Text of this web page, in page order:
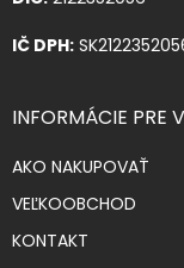
IČ DPH:
INFORMÁCIE PRE
AKO NAKUPOVAŤ
VEĽKOOBCHOD
KONTAKT